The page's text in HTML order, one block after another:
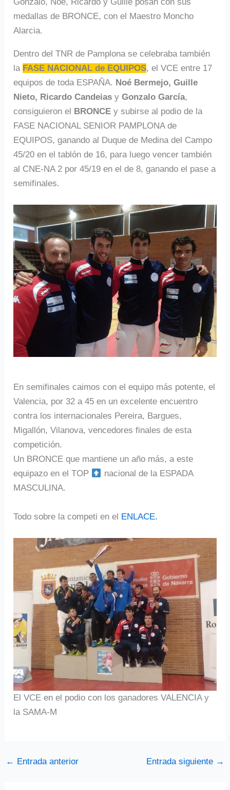
medallas de BRONCE, con el Maestro Moncho
Alarcia.
Dentro del TNR de Pamplona se celebraba también
la FASE NACIONAL de EQUIPOS, el VCE entre 17
equipos de toda ESPAÑA. Noé Bermejo, Guille
Nieto, Ricardo Candeiasy Gonzalo García,
consiguieron el BRONCE y subirse al podio de la
FASE NACIONAL SENIOR PAMPLONA de
EQUIPOS, ganando al Duque de Medina del Campo
45/20 en el tablón de 16, para luego vencer también
al CNE-NA 2 por 45/19 en el de 8, ganando el pase a
semifinales.
En semifinales caimos con el equipo más potente, el
Valencia, por 32 a 45 en un excelente encuentro
contra los internacionales Pereira, Bargues,
Migallón, Vilanova, vencedores finales de esta
competición.
Un BRONCE que mantiene un año más, a este
equipazo en el TOP
nacional de la ESPADA
MASCULINA.
Todo sobre la competi en el ENLACE.
El VCE en el podio con los ganadores VALENCIA y
la SAMA-M
← Entrada anterior Entrada siguiente →